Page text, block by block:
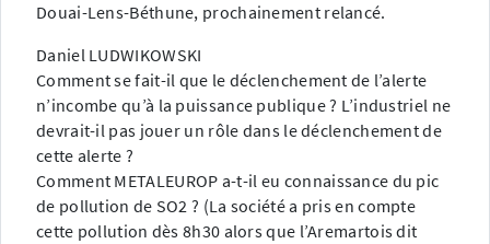
Douai-Lens-Béthune, prochainement relancé.
Daniel LUDWIKOWSKI
Comment se fait-il que le déclenchement de l’alerte
n’incombe qu’à la puissance publique ? L’industriel ne
devrait-il pas jouer un rôle dans le déclenchement de
cette alerte ?
Comment METALEUROP a-t-il eu connaissance du pic
de pollution de SO2 ? (La société a pris en compte
cette pollution dès 8h30 alors que l’Aremartois dit